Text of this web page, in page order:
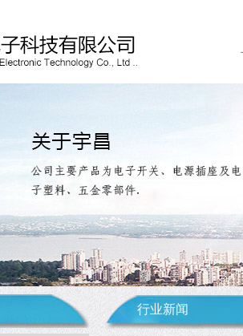
行业新闻